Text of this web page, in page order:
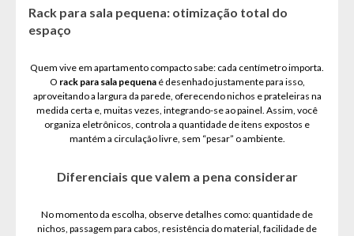
Rack para sala pequena: otimização total do
espaço
Quem vive em apartamento compacto sabe: cada centímetro importa.
O rack para sala pequenaé desenhado justamente para isso,
aproveitando a largura da parede, oferecendo nichos e prateleiras na
medida certa e, muitas vezes, integrando-se ao painel. Assim, você
organiza eletrônicos, controla a quantidade de itens expostos e
mantém a circulação livre, sem “pesar” o ambiente.
Diferenciais que valem a pena considerar
No momento da escolha, observe detalhes como: quantidade de
nichos, passagem para cabos, resistência do material, facilidade de